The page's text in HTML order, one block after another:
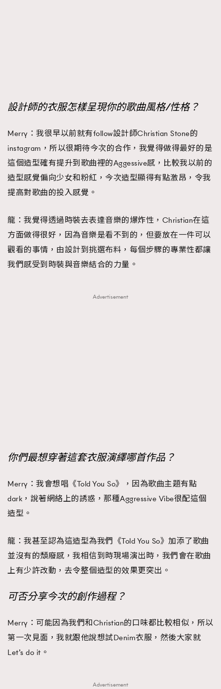
設計師的衣服怎樣呈現你的歌曲風格/性格？
Merry：我很早以前就有follow設計師Christian Stone的
instagram，所以很期待今次的合作，我覺得做得最好的是
這個造型確有提升到歌曲裡的Aggessive感，比較我以前的
造型感覺偏向少女和粉紅，今次造型顯得有點激昂，令我
提高對歌曲的投入感覺。
龍：我覺得透過時裝去表達音樂的爆炸性，Christian在這
方面做得很好，因為音樂是看不到的，但要放在一件可以
觀看的事情，由設計到挑選布料，每個步驟的專業性都讓
我們感受到時裝與音樂結合的力量。
Advertisement
你們最想穿著這套衣服演繹哪首作品？
Merry：我會想唱《Told You So》，因為歌曲主題有點
dark，說著網絡上的誘惑，那種Aggressive Vibe很配這個
造型。
龍：我甚至認為這造型為我們《Told You So》加添了歌曲
並沒有的頹廢感，我相信到時現場演出時，我們會在歌曲
上有少許改動，去令整個造型的效果更突出。
可否分享今次的創作過程？
Merry：可能因為我們和Christian的口味都比較相似，所以
第一次見面，我就跟他說想試Denim衣服，然後大家就
Let’s do it。
Advertisement